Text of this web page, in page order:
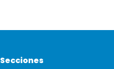
Secciones